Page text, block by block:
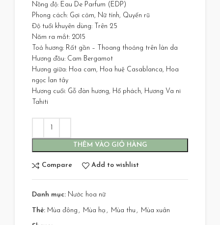
Nồng độ: Eau De Parfum (EDP)
Phong cách: Gợi cảm, Nữ tính, Quyến rũ
Độ tuổi khuyên dùng: Trên 25
Năm ra mắt: 2015
Toả hương: Rất gần – Thoang thoảng trên làn da
Hương đầu: Cam Bergamot
Hương giữa: Hoa cam, Hoa huệ Casablanca, Hoa
ngọc lan tây
Hương cuối: Gỗ đàn hương, Hổ phách, Hương Va ni
Tahiti
THÊM VÀO GIỎ HÀNG
Compare Add to wishlist
Danh mục: Nước hoa nữ
Thẻ: Mùa đông , Mùa hạ , Mùa thu , Mùa xuân